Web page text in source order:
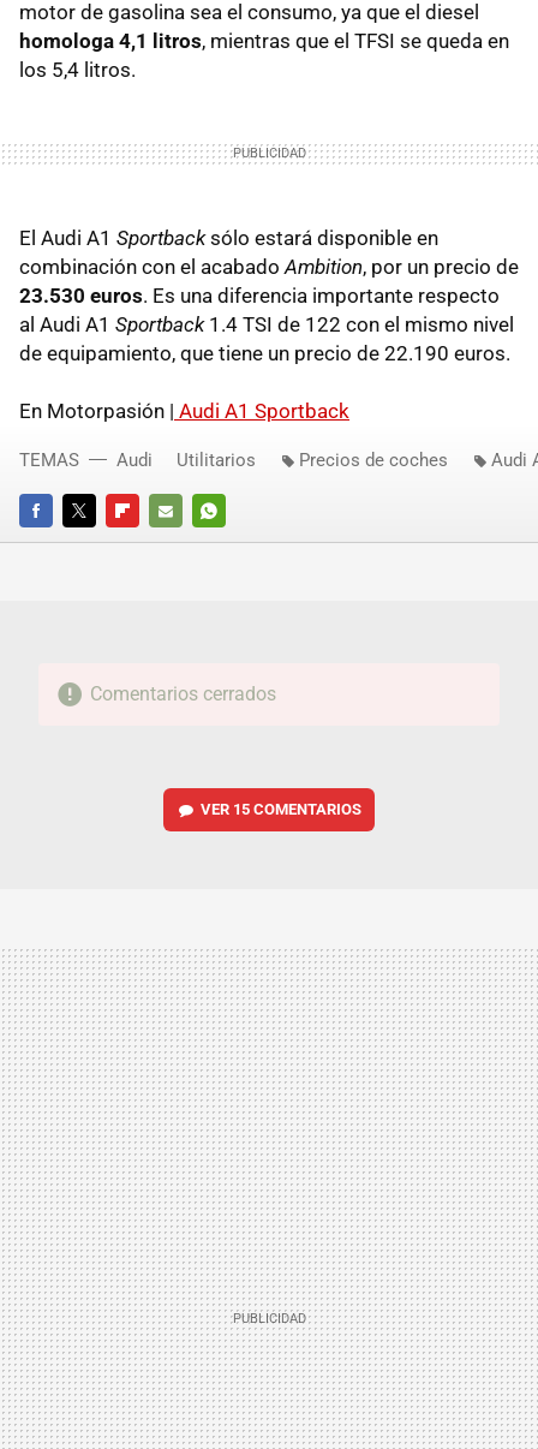
motor de gasolina sea el consumo, ya que el diesel
homologa 4,1 litros, mientras que el TFSI se queda en
los 5,4 litros.
El Audi A1 Sportbacksólo estará disponible en
combinación con el acabado Ambition, por un precio de
23.530 euros. Es una diferencia importante respecto
al Audi A1 Sportback1.4 TSI de 122 con el mismo nivel
de equipamiento, que tiene un precio de 22.190 euros.
En Motorpasión | Audi A1 Sportback
FACEBOOKTWITTERFLIPBOARD
E-
WHATSAPP
TEMAS Audi Utilitarios Precios de coches Audi
Comentarios cerrados
VER 15 COMENTARIOS